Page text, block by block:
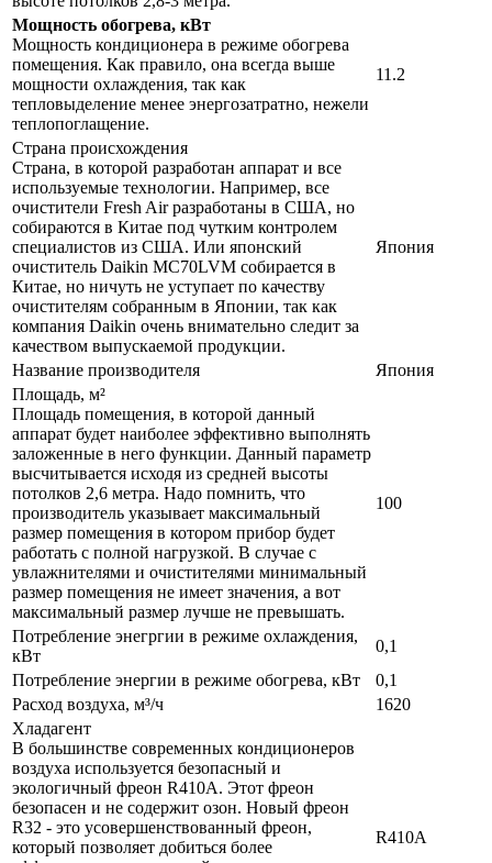
Мощность обогрева, кВт
Мощность кондиционера в режиме обогрева
помещения. Как правило, она всегда выше
мощности охлаждения, так как
тепловыделение менее энергозатратно, нежели
теплопоглащение.
11.2
Страна происхождения
Страна, в которой разработан аппарат и все
используемые технологии. Например, все
очистители Fresh Air разработаны в США, но
собираются в Китае под чутким контролем
специалистов из США. Или японский
очиститель Daikin MC70LVM собирается в
Китае, но ничуть не уступает по качеству
очистителям собранным в Японии, так как
компания Daikin очень внимательно следит за
качеством выпускаемой продукции.
Япония
Название производителя
Япония
Площадь, м²
Площадь помещения, в которой данный
аппарат будет наиболее эффективно выполнять
заложенные в него функции. Данный параметр
высчитывается исходя из средней высоты
потолков 2,6 метра. Надо помнить, что
производитель указывает максимальный
размер помещения в котором прибор будет
работать с полной нагрузкой. В случае с
увлажнителями и очистителями минимальный
размер помещения не имеет значения, а вот
максимальный размер лучше не превышать.
100
Потребление энегргии в режиме охлаждения,
кВт
0,1
Потребление энергии в режиме обогрева, кВт
0,1
Расход воздуха, м³/ч
1620
Хладагент
В большинстве современных кондиционеров
воздуха используется безопасный и
экологичный фреон R410A. Этот фреон
безопасен и не содержит озон. Новый фреон
R32 - это усовершенствованный фреон,
который позволяет добиться более
R410A